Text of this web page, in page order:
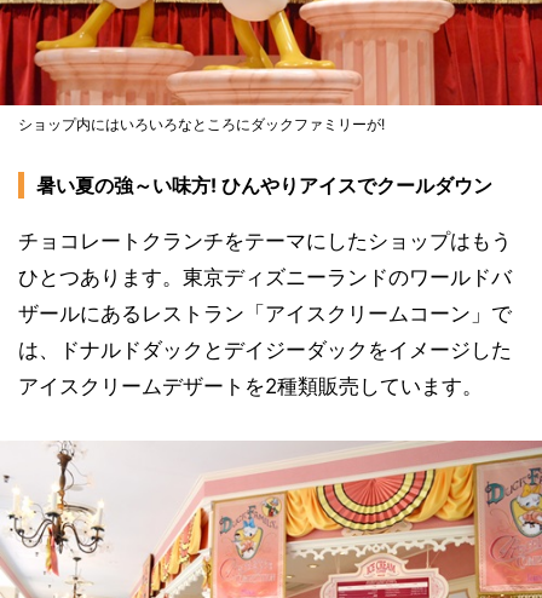
ショップ内にはいろいろなところにダックファミリーが!
暑い夏の強～い味方! ひんやりアイスでクールダウン
チョコレートクランチをテーマにしたショップはもう
ひとつあります。東京ディズニーランドのワールドバ
ザールにあるレストラン「アイスクリームコーン」で
は、ドナルドダックとデイジーダックをイメージした
アイスクリームデザートを2種類販売しています。